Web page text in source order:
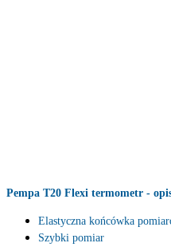
Pempa T20 Flexi termometr -
Elastyczna końcówka
Szybki pomiar